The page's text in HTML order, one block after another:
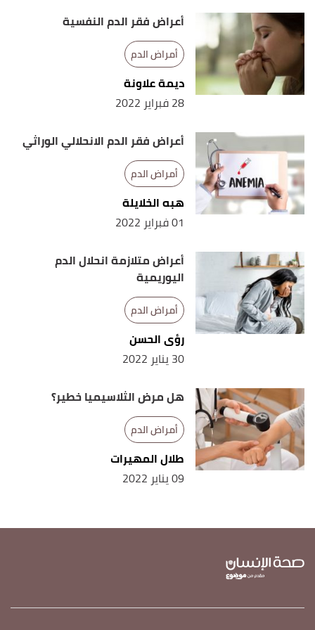
أعراض فقر الدم النفسية
أمراض الدم
ديمة علاونة
28 فبراير 2022
أعراض فقر الدم الانحلالي الوراثي
أمراض الدم
هبه الخلايلة
01 فبراير 2022
أعراض متلازمة انحلال الدم
اليوريمية
أمراض الدم
رؤى الحسن
30 يناير 2022
هل مرض الثلاسيميا خطير؟
أمراض الدم
طلال المهيرات
09 يناير 2022